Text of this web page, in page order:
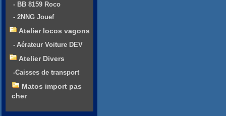
- BB 8159 Roco
- 2NNG Jouef
Atelier locos vagons
- Aérateur Voiture DEV
Atelier Divers
-Caisses de transport
Matos import pas
cher